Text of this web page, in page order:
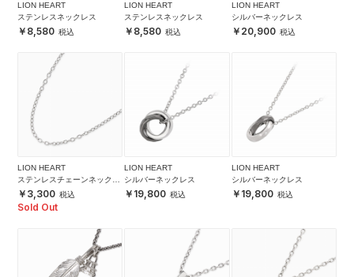
LION HEART
ステンレスネックレス
8,580
LION HEART
ステンレスネックレス
8,580
LION HEART
シルバーネックレス
20,900
LION HEART
ステンレスチェーンネックレ
ス 3,300
Sold Out
LION HEART
シルバーネックレス
19,800
LION HEART
シルバーネックレス
19,800